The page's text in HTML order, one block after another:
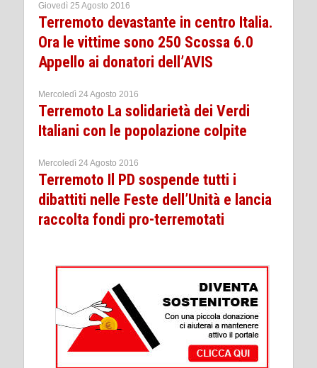
Giovedì 25 Agosto 2016
Terremoto devastante in centro Italia.
Ora le vittime sono 250 Scossa 6.0
Appello ai donatori dell’AVIS
Mercoledì 24 Agosto 2016
Terremoto La solidarietà dei Verdi
Italiani con le popolazione colpite
Mercoledì 24 Agosto 2016
Terremoto Il PD sospende tutti i
dibattiti nelle Feste dell’Unità e lancia
raccolta fondi pro-terremotati